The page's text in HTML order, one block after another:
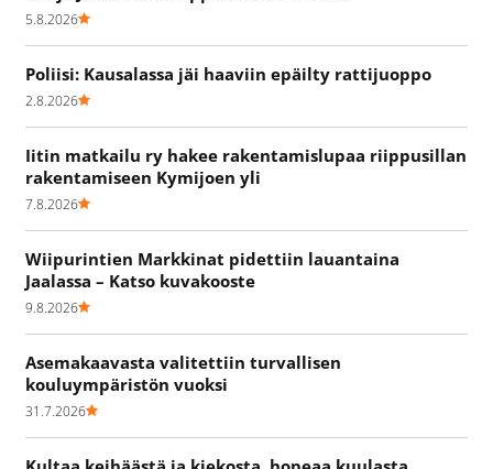
5.8.2026
Poliisi: Kausalassa jäi haaviin epäilty rattijuoppo
2.8.2026
Iitin matkailu ry hakee rakentamislupaa riippusillan
rakentamiseen Kymijoen yli
7.8.2026
Wiipurintien Markkinat pidettiin lauantaina
Jaalassa – Katso kuvakooste
9.8.2026
Asemakaavasta valitettiin turvallisen
kouluympäristön vuoksi
31.7.2026